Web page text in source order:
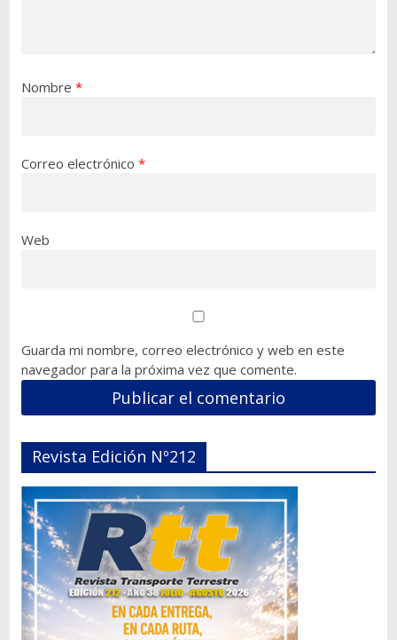
Nombre *
Correo electrónico *
Web
Guarda mi nombre, correo electrónico y web en este
navegador para la próxima vez que comente.
Revista Edición Nº212